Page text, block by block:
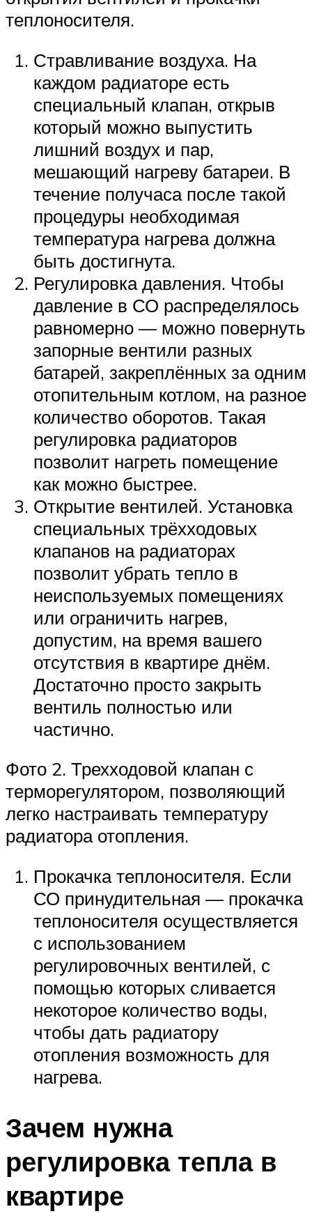
теплоносителя.
Стравливание воздуха. На
каждом радиаторе есть
специальный клапан, открыв
который можно выпустить
лишний воздух и пар,
мешающий нагреву батареи. В
течение получаса после такой
процедуры необходимая
температура нагрева должна
быть достигнута.
Регулировка давления. Чтобы
давление в СО распределялось
равномерно — можно повернуть
запорные вентили разных
батарей, закреплённых за одним
отопительным котлом, на разное
количество оборотов. Такая
регулировка радиаторов
позволит нагреть помещение
как можно быстрее.
Открытие вентилей. Установка
специальных трёхходовых
клапанов на радиаторах
позволит убрать тепло в
неиспользуемых помещениях
или ограничить нагрев,
допустим, на время вашего
отсутствия в квартире днём.
Достаточно просто закрыть
вентиль полностью или
частично.
Фото 2. Трехходовой клапан с
терморегулятором, позволяющий
легко настраивать температуру
радиатора отопления.
Прокачка теплоносителя. Если
СО принудительная — прокачка
теплоносителя осуществляется
с использованием
регулировочных вентилей, с
помощью которых сливается
некоторое количество воды,
чтобы дать радиатору
отопления возможность для
нагрева.
Зачем нужна
регулировка тепла в
квартире